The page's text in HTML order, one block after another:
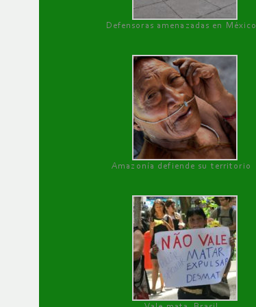
Defensoras amenazadas en México
Amazonía defiende su territorio